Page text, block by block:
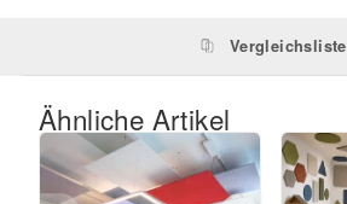
Vergleichsliste
Ähnliche Artikel